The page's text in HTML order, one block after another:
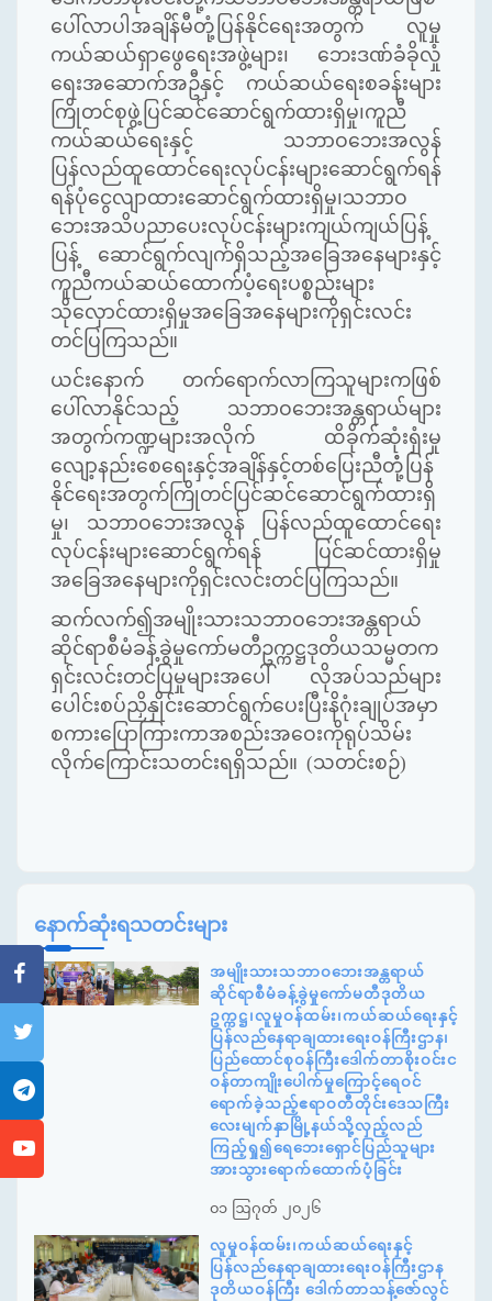
ပေါ်လာပါအချိန်မီတုံ့ပြန်နိုင်ရေးအတွက် လူမှု
ကယ်ဆယ်ရှာဖွေရေးအဖွဲ့များ၊ ဘေးဒဏ်ခံခိုလှုံ
ရေးအဆောက်အဦနှင့် ကယ်ဆယ်ရေးစခန်းများ
ကြိုတင်စုဖွဲ့ပြင်ဆင်ဆောင်ရွက်ထားရှိမှု၊ကူညီ
ကယ်ဆယ်ရေးနှင့် သဘာဝဘေးအလွန်
ပြန်လည်ထူထောင်ရေးလုပ်ငန်းများဆောင်ရွက်ရန်
ရန်ပုံငွေလျာထားဆောင်ရွက်ထားရှိမှု၊သဘာဝ
ဘေးအသိပညာပေးလုပ်ငန်းများကျယ်ကျယ်ပြန့်
ပြန့် ဆောင်ရွက်လျက်ရှိသည့်အခြေအနေများနှင့်
ကူညီကယ်ဆယ်ထောက်ပံ့ရေးပစ္စည်းများ
သိုလှောင်ထားရှိမှုအခြေအနေများကိုရှင်းလင်း
တင်ပြကြသည်။
ယင်းနောက် တက်ရောက်လာကြသူများကဖြစ်
ပေါ်လာနိုင်သည့် သဘာဝဘေးအန္တရာယ်များ
အတွက်ကဏ္ဍများအလိုက် ထိခိုက်ဆုံးရှံးမှု
လျော့နည်းစေရေးနှင့်အချိန်နှင့်တစ်ပြေးညီတုံံ့ပြန်
နိုင်ရေးအတွက်ကြိုတင်ပြင်ဆင်ဆောင်ရွက်ထားရှိ
မှု၊ သဘာဝဘေးအလွန် ပြန်လည်ထူထောင်ရေး
လုပ်ငန်းများဆောင်ရွက်ရန် ပြင်ဆင်ထားရှိမှု
အခြေအနေများကိုရှင်းလင်းတင်ပြကြသည်။
ဆက်လက်၍အမျိုးသားသဘာဝဘေးအန္တရာယ်
ဆိုင်ရာစီမံခန့်ခွဲမှုကော်မတီဥက္ကဋ္ဌဒုတိယသမ္မတက
ရှင်းလင်းတင်ပြမှုများအပေါ် လိုအပ်သည်များ
ပေါင်းစပ်ညှိနှိုင်းဆောင်ရွက်ပေးပြီးနိဂုံးချုပ်အမှာ
စကားပြောကြားကာအစည်းအဝေးကိုရုပ်သိမ်း
လိုက်ကြောင်းသတင်းရရှိသည်။ (သတင်းစဉ်)
နောက်ဆုံးရသတင်းများ
အမျိုးသားသဘာဝဘေးအန္တရာယ်
ဆိုင်ရာစီမံခန့်ခွဲမှုကော်မတီဒုတိယ
ဥက္ကဋ္ဌ၊လူမှုဝန်ထမ်း၊ကယ်ဆယ်ရေးနှင့်
ပြန်လည်နေရာချထားရေးဝန်ကြီးဌာန၊
ပြည်ထောင်စုဝန်ကြီးဒေါက်တာစိုးဝင်းင
ဝန်တာကျိုးပေါက်မှုကြောင့်ရေဝင်
ရောက်ခဲ့သည့်ဧရာဝတီတိုင်းဒေသကြီး
လေးမျက်နှာမြို့နယ်သို့လှည့်လည်
ကြည့်ရှု၍ရေဘေးရှောင်ပြည်သူများ
အားသွားရောက်ထောက်ပံ့ခြင်း
၀၁ ဩဂုတ် ၂၀၂၆
လူမှုဝန်ထမ်း၊ကယ်ဆယ်ရေးနှင့်
ပြန်လည်နေရာချထားရေးဝန်ကြီးဌာန
ဒုတိယဝန်ကြီး ဒေါက်တာသန့်ဇော်လွင်